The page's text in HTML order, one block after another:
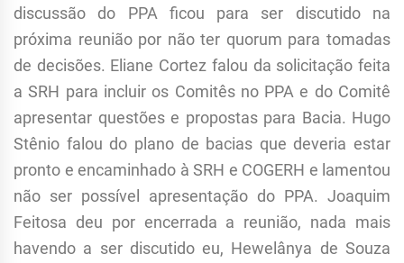
discussão do PPA ficou para ser discutido na
próxima reunião por não ter quorum para tomadas
de decisões. Eliane Cortez falou da solicitação feita
a SRH para incluir os Comitês no PPA e do Comitê
apresentar questões e propostas para Bacia. Hugo
Stênio falou do plano de bacias que deveria estar
pronto e encaminhado à SRH e COGERH e lamentou
não ser possível apresentação do PPA. Joaquim
Feitosa deu por encerrada a reunião, nada mais
havendo a ser discutido eu, Hewelânya de Souza